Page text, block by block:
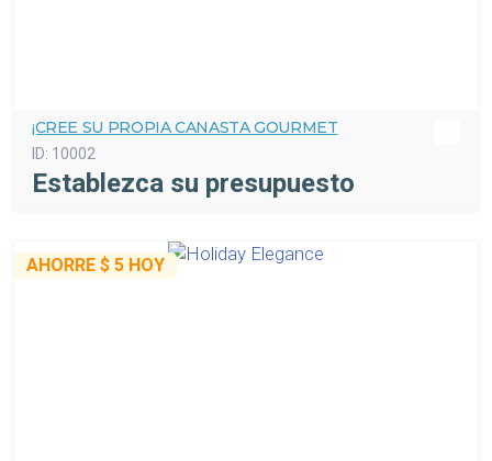
¡CREE SU PROPIA CANASTA GOURMET
ID: 10002
Establezca su presupuesto
AHORRE $ 5 HOY